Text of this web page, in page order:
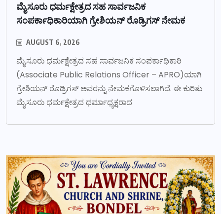
ಮೈಸೂರು ಧರ್ಮಕ್ಷೇತ್ರದ ಸಹ ಸಾರ್ವಜನಿಕ
ಸಂಪರ್ಕಾಧಿಕಾರಿಯಾಗಿ ಗ್ರೇಶಿಯನ್ ರೊಡ್ರಿಗಸ್ ನೇಮಕ
AUGUST 6, 2026
ಮೈಸೂರು ಧರ್ಮಕ್ಷೇತ್ರದ ಸಹ ಸಾರ್ವಜನಿಕ ಸಂಪರ್ಕಾಧಿಕಾರಿ
(Associate Public Relations Officer – APRO)ಯಾಗಿ
ಗ್ರೇಶಿಯನ್ ರೊಡ್ರಿಗಸ್ ಅವರನ್ನು ನೇಮಕಗೊಳಿಸಲಾಗಿದೆ. ಈ ಕುರಿತು
ಮೈಸೂರು ಧರ್ಮಕ್ಷೇತ್ರದ ಧರ್ಮಾಧ್ಯಕ್ಷರಾದ